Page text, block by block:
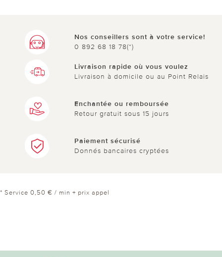
Nos conseillers sont à votre service!
0 892 68 18 78(*)
Livraison rapide où vous voulez
Livraison à domicile ou au Point Relais
Enchantée ou remboursée
Retour gratuit sous 15 jours
Paiement sécurisé
Donnés bancaires cryptées
* Service 0,50 € / min + prix appel